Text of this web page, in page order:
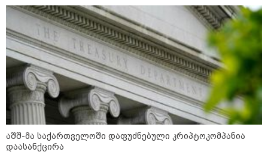
თბილისი-ბაქოს საერთაშორისო
მარშრუტზე ბილეთების გაყიდვის
პერიოდს ახანგრძლივებს
კონფლიქტები
აშშ-მა საქართველოში დაფუძნებული კრიპტოკომპანია
დაასანქცირა